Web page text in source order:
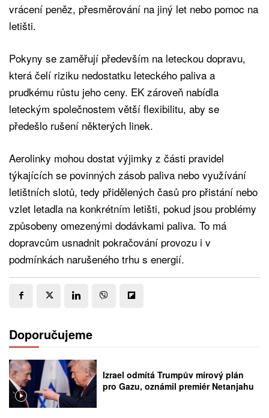
vrácení peněz, přesměrování na jiný let nebo pomoc na
letišti.
Pokyny se zaměřují především na leteckou dopravu,
která čelí riziku nedostatku leteckého paliva a
prudkému růstu jeho ceny. EK zároveň nabídla
leteckým společnostem větší flexibilitu, aby se
předešlo rušení některých linek.
Aerolinky mohou dostat výjimky z části pravidel
týkajících se povinných zásob paliva nebo využívání
letištních slotů, tedy přidělených časů pro přistání nebo
vzlet letadla na konkrétním letišti, pokud jsou problémy
způsobeny omezenými dodávkami paliva. To má
dopravcům usnadnit pokračování provozu i v
podmínkách narušeného trhu s energií.
Doporučujeme
Izrael odmítá Trumpův mírový plán
pro Gazu, oznámil premiér Netanjahu